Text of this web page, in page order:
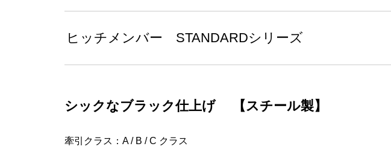
ヒッチメンバー STANDARDシリーズ
シックなブラック仕上げ 【スチール製】
牽引クラス：A / B / C クラス